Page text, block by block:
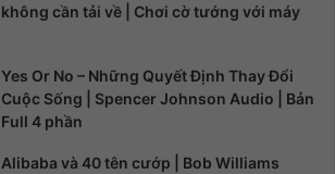
không cần tải về | Chơi cờ tướng với máy
Yes Or No – Những Quyết Định Thay Đổi
Cuộc Sống | Spencer Johnson Audio | Bản
Full 4 phần
Alibaba và 40 tên cướp | Bob Williams